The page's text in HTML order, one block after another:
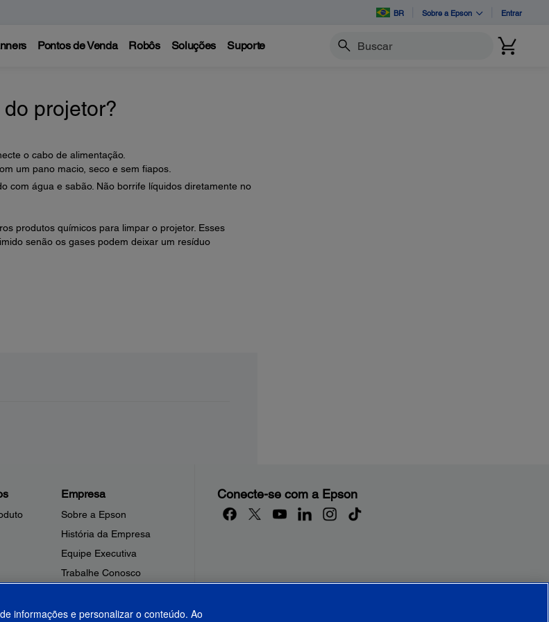
BR Sobre a Epson Entrar
Pontos de Venda Robôs Soluções Suporte Buscar
projetor?
o cabo de alimentação.
um pano macio, seco e sem fiapos.
com água e sabão. Não borrife líquidos diretamente no
produtos químicos para limpar o projetor. Esses
senão os gases podem deixar um resíduo
Empresa
Sobre a Epson
História da Empresa
Equipe Executiva
Trabalhe Conosco
Fale Conosco
Conecte-se com a Epson
informações e personalizar o conteúdo. Ao